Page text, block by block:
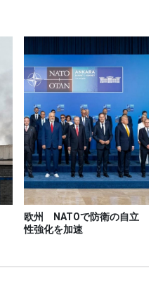
欧州 NATOで防衛の自立
性強化を加速